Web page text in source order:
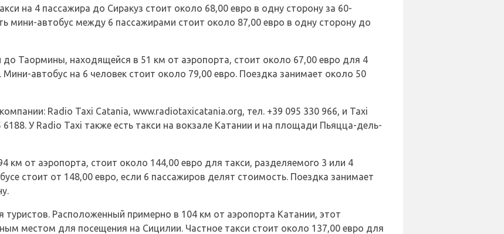
на 4 пассажира до Сиракуз стоит около 68,00 евро в одну сторону за 60-
мини-автобус между 6 пассажирами стоит около 87,00 евро в одну сторону до
Таормины, находящейся в 51 км от аэропорта, стоит около 67,00 евро для 4
автобус на 6 человек стоит около 79,00 евро. Поездка занимает около 50
Radio Taxi Catania, www.radiotaxicatania.org, тел. +39 095 330 966, и Taxi
6188. У Radio Taxi также есть такси на вокзале Катании и на площади Пьяцца-дель-
км от аэропорта, стоит около 144,00 евро для такси, разделяемого 3 или 4
стоит от 148,00 евро, если 6 пассажиров делят стоимость. Поездка занимает
туристов. Расположенный примерно в 104 км от аэропорта Катании, этот
местом для посещения на Сицилии. Частное такси стоит около 137,00 евро для